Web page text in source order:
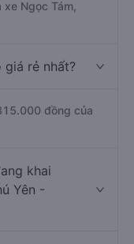
Ngọc Tám,
rẻ nhất?
đồng của
khai
Yên -